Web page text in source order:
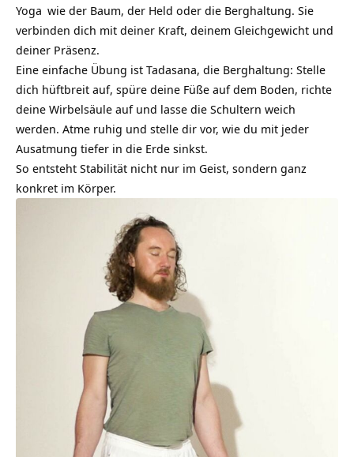
Yoga wie der Baum, der Held oder die Berghaltung. Sie
verbinden dich mit deiner Kraft, deinem Gleichgewicht und
deiner Präsenz.
Eine einfache Übung ist Tadasana, die Berghaltung: Stelle
dich hüftbreit auf, spüre deine Füße auf dem Boden, richte
deine Wirbelsäule auf und lasse die Schultern weich
werden. Atme ruhig und stelle dir vor, wie du mit jeder
Ausatmung tiefer in die Erde sinkst.
So entsteht Stabilität nicht nur im Geist, sondern ganz
konkret im Körper.